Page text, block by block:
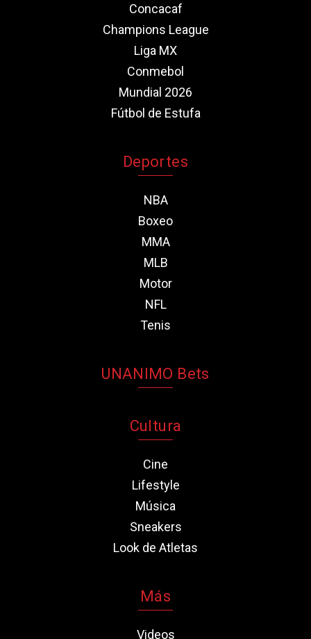
Concacaf
Champions League
Liga MX
Conmebol
Mundial 2026
Fútbol de Estufa
Deportes
NBA
Boxeo
MMA
MLB
Motor
NFL
Tenis
UNANIMO Bets
Cultura
Cine
Lifestyle
Música
Sneakers
Look de Atletas
Más
Videos